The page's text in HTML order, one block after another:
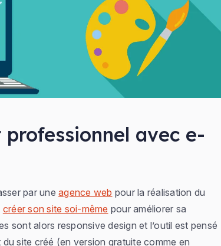
avec e-
par uneagence web pour la réalisation du
créer son site soi-même pour améliorer sa
sont alors responsive design et l’outil est pensé
site créé (en version gratuite comme en